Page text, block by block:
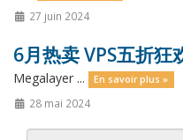
27 juin 2024
6月热卖 VPS五折
Megalayer ... En savoir plus »
28 mai 2024